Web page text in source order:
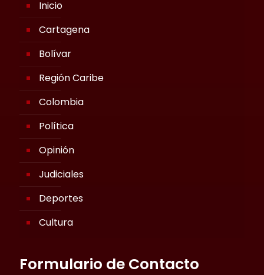
Inicio
Cartagena
Bolívar
Región Caribe
Colombia
Política
Opinión
Judiciales
Deportes
Cultura
Formulario de Contacto